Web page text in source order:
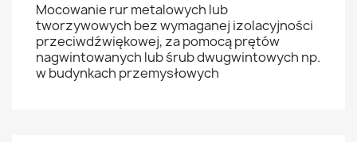
Mocowanie rur metalowych lub
tworzywowych bez wymaganej izolacyjności
przeciwdźwiękowej, za pomocą prętów
nagwintowanych lub śrub dwugwintowych np.
w budynkach przemysłowych